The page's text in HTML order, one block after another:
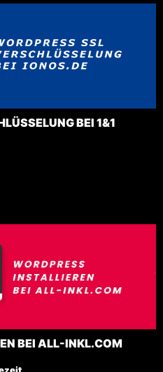
BEI 1&1
BEI ALL-INKL.COM